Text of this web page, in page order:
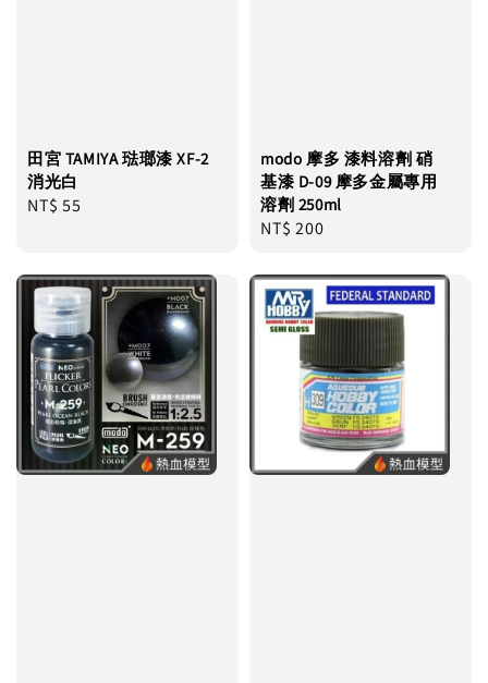
田宮 TAMIYA 琺瑯漆 XF-2
消光白
Regular
NT$ 55
modo 摩多 漆料溶劑 硝
基漆 D-09 摩多金屬專用
溶劑 250ml
Regular
NT$ 200